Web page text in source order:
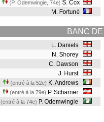
(P. Odemwingie, 74e) S. Cox
M. Fortuné
BANC
L. Daniels
N. Shorey
C. Dawson
J. Hurst
(entré à la 52e) K. Andrews
(entré à la 79e) P. Scharner
(entré à la 74e) P. Odemwingie